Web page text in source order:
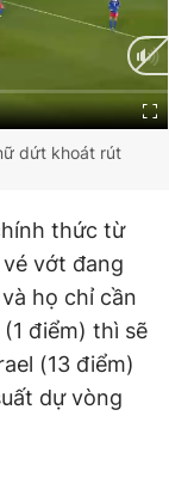
dứt khoát rút
thức từ
vớt đang
họ chỉ cần
(1 điểm) thì sẽ
(13 điểm)
dự vòng